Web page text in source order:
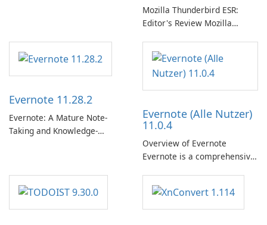
Mozilla Thunderbird ESR:
Editor's Review Mozilla
Support Release) is the long-
term support channel of the
Thunderbird desktop email
client designed for
need predictable …
Evernote 11.28.2
Evernote: A Mature Note-
Taking and Knowledge-
capturing, organizing, and
retrieving notes and
reference materials across
Evernote (Alle Nutzer)
11.0.4
Overview of Evernote
Evernote is a comprehensive
software designed to help
users capture, organize, and
access information across